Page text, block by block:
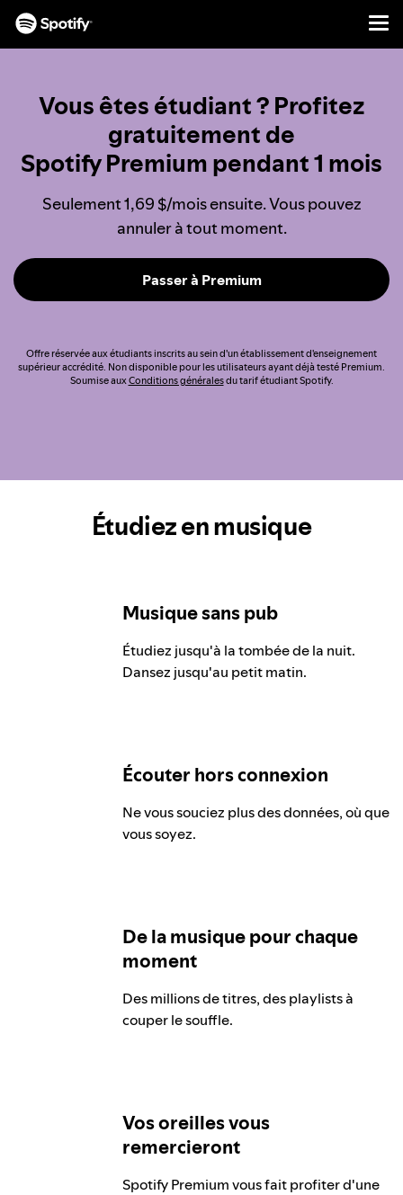
Vous êtes étudiant ? Profitez
gratuitement de
Spotify Premium pendant 1 mois
Seulement 1,69 $/mois ensuite. Vous pouvez
annuler à tout moment.
Passer à Premium
Offre réservée aux étudiants inscrits au sein d'un établissement d'enseignement
supérieur accrédité. Non disponible pour les utilisateurs ayant déjà testé Premium.
Soumise auxConditions généralesdu tarif étudiant Spotify.
Étudiez en musique
Musique sans pub
Étudiez jusqu'à la tombée de la nuit.
Dansez jusqu'au petit matin.
Écouter hors connexion
Ne vous souciez plus des données, où que
vous soyez.
De la musique pour chaque
moment
Des millions de titres, des playlists à
couper le souffle.
Vos oreilles vous
remercieront
Spotify Premium vous fait profiter d'une